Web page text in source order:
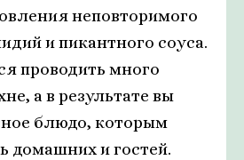
неповторимого
и пикантного соуса.
проводить много
а в результате вы
блюдо, которым
домашних и гостей.